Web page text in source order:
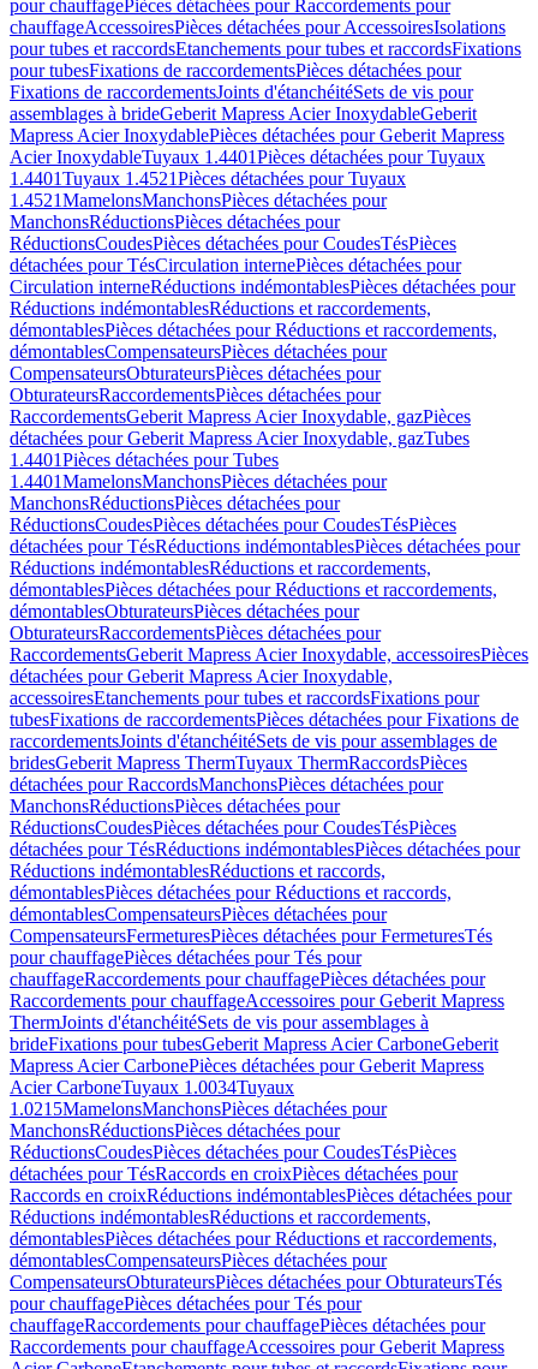
pour chauffagePièces détachées pour Raccordements pour
chauffageAccessoiresPièces détachées pour AccessoiresIsolations
pour tubes et raccordsEtanchements pour tubes et raccordsFixations
pour tubesFixations de raccordementsPièces détachées pour
Fixations de raccordementsJoints d'étanchéitéSets de vis pour
assemblages à brideGeberit Mapress Acier InoxydableGeberit
Mapress Acier InoxydablePièces détachées pour Geberit Mapress
Acier InoxydableTuyaux 1.4401Pièces détachées pour Tuyaux
1.4401Tuyaux 1.4521Pièces détachées pour Tuyaux
1.4521MamelonsManchonsPièces détachées pour
ManchonsRéductionsPièces détachées pour
RéductionsCoudesPièces détachées pour CoudesTésPièces
détachées pour TésCirculation internePièces détachées pour
Circulation interneRéductions indémontablesPièces détachées pour
Réductions indémontablesRéductions et raccordements,
démontablesPièces détachées pour Réductions et raccordements,
démontablesCompensateursPièces détachées pour
CompensateursObturateursPièces détachées pour
ObturateursRaccordementsPièces détachées pour
RaccordementsGeberit Mapress Acier Inoxydable, gazPièces
détachées pour Geberit Mapress Acier Inoxydable, gazTubes
1.4401Pièces détachées pour Tubes
1.4401MamelonsManchonsPièces détachées pour
ManchonsRéductionsPièces détachées pour
RéductionsCoudesPièces détachées pour CoudesTésPièces
détachées pour TésRéductions indémontablesPièces détachées pour
Réductions indémontablesRéductions et raccordements,
démontablesPièces détachées pour Réductions et raccordements,
démontablesObturateursPièces détachées pour
ObturateursRaccordementsPièces détachées pour
RaccordementsGeberit Mapress Acier Inoxydable, accessoiresPièces
détachées pour Geberit Mapress Acier Inoxydable,
accessoiresEtanchements pour tubes et raccordsFixations pour
tubesFixations de raccordementsPièces détachées pour Fixations de
raccordementsJoints d'étanchéitéSets de vis pour assemblages de
bridesGeberit Mapress ThermTuyaux ThermRaccordsPièces
détachées pour RaccordsManchonsPièces détachées pour
ManchonsRéductionsPièces détachées pour
RéductionsCoudesPièces détachées pour CoudesTésPièces
détachées pour TésRéductions indémontablesPièces détachées pour
Réductions indémontablesRéductions et raccords,
démontablesPièces détachées pour Réductions et raccords,
démontablesCompensateursPièces détachées pour
CompensateursFermeturesPièces détachées pour FermeturesTés
pour chauffagePièces détachées pour Tés pour
chauffageRaccordements pour chauffagePièces détachées pour
Raccordements pour chauffageAccessoires pour Geberit Mapress
ThermJoints d'étanchéitéSets de vis pour assemblages à
brideFixations pour tubesGeberit Mapress Acier CarboneGeberit
Mapress Acier CarbonePièces détachées pour Geberit Mapress
Acier CarboneTuyaux 1.0034Tuyaux
1.0215MamelonsManchonsPièces détachées pour
ManchonsRéductionsPièces détachées pour
RéductionsCoudesPièces détachées pour CoudesTésPièces
détachées pour TésRaccords en croixPièces détachées pour
Raccords en croixRéductions indémontablesPièces détachées pour
Réductions indémontablesRéductions et raccordements,
démontablesPièces détachées pour Réductions et raccordements,
démontablesCompensateursPièces détachées pour
CompensateursObturateursPièces détachées pour ObturateursTés
pour chauffagePièces détachées pour Tés pour
chauffageRaccordements pour chauffagePièces détachées pour
Raccordements pour chauffageAccessoires pour Geberit Mapress